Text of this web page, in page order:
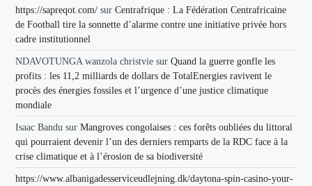
https://sapreqot.com/ surCentrafrique : La Fédération Centrafricaine
de Football tire la sonnette d’alarme contre une initiative privée hors
cadre institutionnel
NDAVOTUNGA wanzola christvie surQuand la guerre gonfle les
profits : les 11,2 milliards de dollars de TotalEnergies ravivent le
procès des énergies fossiles et l’urgence d’une justice climatique
mondiale
Isaac Bandu surMangroves congolaises : ces forêts oubliées du littoral
qui pourraient devenir l’un des derniers remparts de la RDC face à la
crise climatique et à l’érosion de sa biodiversité
https://www.albanigadesserviceudlejning.dk/daytona-spin-casino-your-